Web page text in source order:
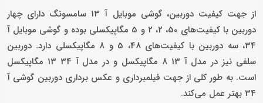
از جهت کیفیت دوربین، گوشی موبایل آ 13 سامسونگ دارای چهار
دوربین با کیفیت‌های 50، 2، 2 و 5 مگاپیکسلی بوده و گوشی موبایل آ
34، سه دوربین با کیفیت‌های 48، 5 و 8 مگاپیکسلی دارد. دوربین
سلفی نیز در مدل آ 13 8 مگاپیکسل و در مدل آ 34 13 مگاپیکسل
است. به طور کلی از جهت فیلمبرداری و عکس برداری دوربین گوشی آ
34 بهتر عمل می‌کند.